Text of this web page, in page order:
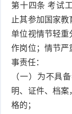
第十四条 考试
止其参加国家
单位视情节轻重
作岗位；情节严
事责任：
（一）为不具
明、证件、档案
格的；